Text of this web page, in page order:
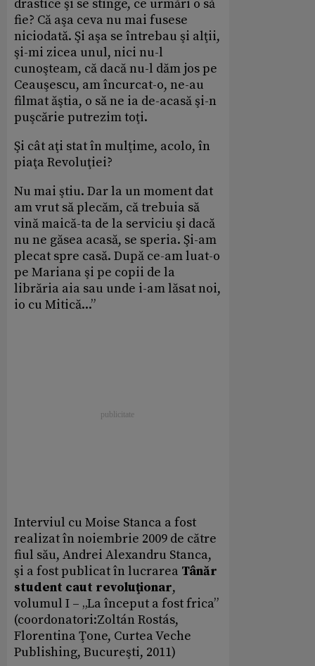
drastice şi se stinge, ce urmări o să
fie? Că aşa ceva nu mai fusese
niciodată. Şi aşa se întrebau şi alţii,
şi-mi zicea unul, nici nu-l
cunoşteam, că dacă nu-l dăm jos pe
Ceauşescu, am încurcat-o, ne-au
filmat ăştia, o să ne ia de-acasă şi-n
puşcărie putrezim toţi.
Şi cât aţi stat în mulţime, acolo, în
piaţa Revoluţiei?
Nu mai ştiu. Dar la un moment dat
am vrut să plecăm, că trebuia să
vină maică-ta de la serviciu şi dacă
nu ne găsea acasă, se speria. Şi-am
plecat spre casă. După ce-am luat-o
pe Mariana şi pe copii de la
librăria aia sau unde i-am lăsat noi,
io cu Mitică...”
Interviul cu Moise Stanca a fost
realizat în noiembrie 2009 de către
fiul său, Andrei Alexandru Stanca,
şi a fost publicat în lucrarea Tânăr
student caut revoluţionar,
volumul I – „La început a fost frica”
(coordonatori:Zoltán Rostás,
Florentina Ţone, Curtea Veche
Publishing, Bucureşti, 2011)